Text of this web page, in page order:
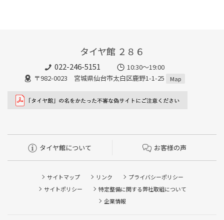
タイヤ館 ２８６
022-246-5151
10:30～19:00
〒982-0023 宮城県仙台市太白区鹿野1-1-25
Map
タイヤ館について お客様の声
サイトマップ リンク
プライバシーポリシー
サイトポリシー
特定整備に関する弊社取組について
企業情報